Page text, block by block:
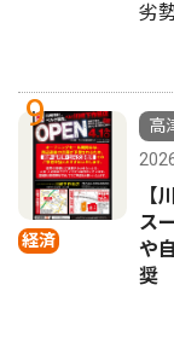
劣
9
経済
高
【
ス
や
奨